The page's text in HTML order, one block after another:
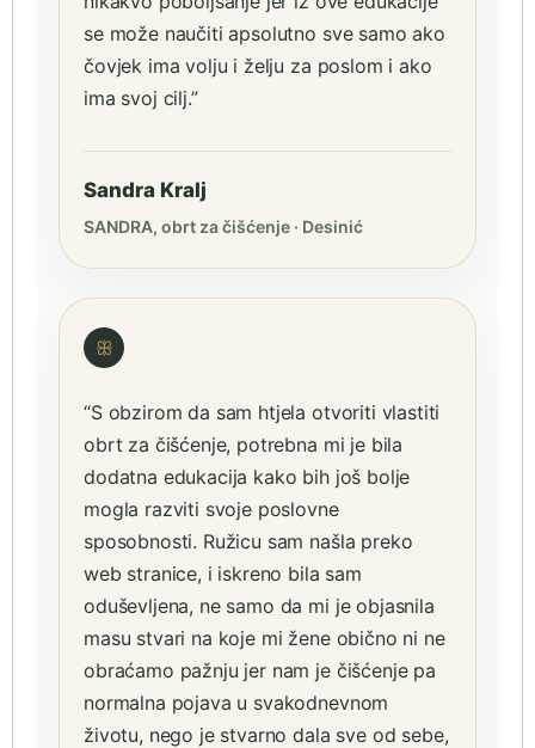
se može naučiti apsolutno sve samo ako
čovjek ima volju i želju za poslom i ako
ima svoj cilj.”
Sandra Kralj
SANDRA, obrt za čišćenje · Desinić
ꕥ
“S obzirom da sam htjela otvoriti vlastiti
obrt za čišćenje, potrebna mi je bila
dodatna edukacija kako bih još bolje
mogla razviti svoje poslovne
sposobnosti. Ružicu sam našla preko
web stranice, i iskreno bila sam
oduševljena, ne samo da mi je objasnila
masu stvari na koje mi žene obično ni ne
obraćamo pažnju jer nam je čišćenje pa
normalna pojava u svakodnevnom
životu, nego je stvarno dala sve od sebe,